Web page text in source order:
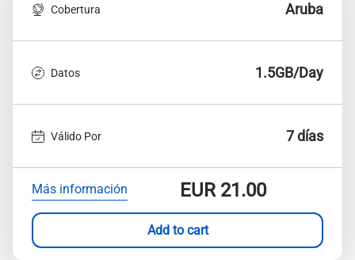
Cobertura Aruba
Datos 1.5GB/Day
Válido Por 7 días
Más información EUR21.00
Add to cart